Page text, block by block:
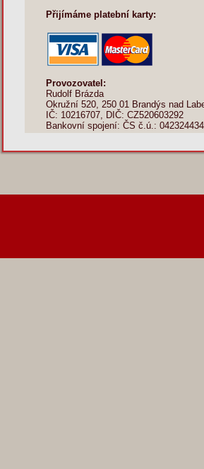
Přijímáme platební karty:
Provozovatel:
Rudolf Brázda
Okružní 520, 250 01 Brandýs nad
IČ: 10216707, DIČ: CZ520603292
Bankovní spojení: ČS č.ú.: